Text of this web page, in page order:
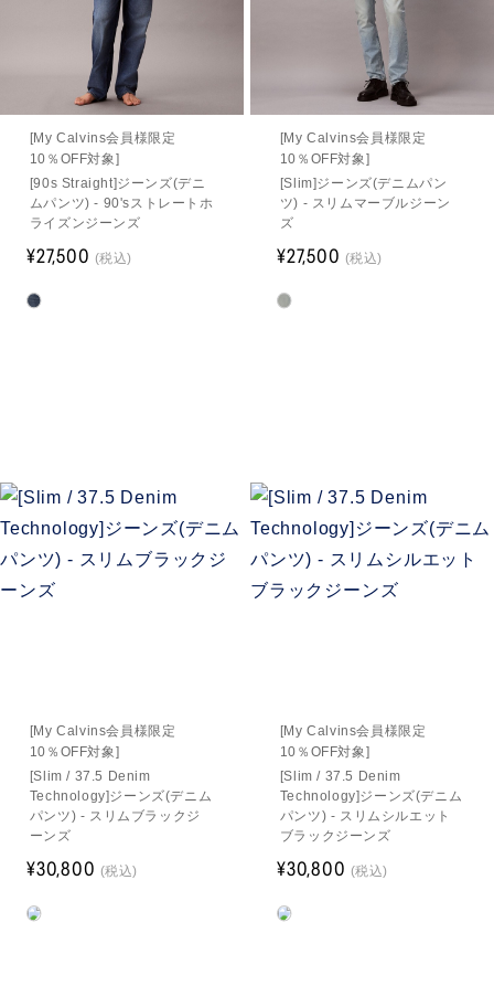
[My Calvins会員様限定
10％OFF対象]
[90s Straight]ジーンズ(デニ
ムパンツ) - 90'sストレートホ
ライズンジーンズ
¥27,500 (税込)
[My Calvins会員様限定
10％OFF対象]
[Slim]ジーンズ(デニムパン
ツ) - スリムマーブルジーン
ズ
¥27,500 (税込)
[My Calvins会員様限定
10％OFF対象]
[Slim / 37.5 Denim
Technology]ジーンズ(デニム
パンツ) - スリムブラックジ
ーンズ
¥30,800 (税込)
[My Calvins会員様限定
10％OFF対象]
[Slim / 37.5 Denim
Technology]ジーンズ(デニム
パンツ) - スリムシルエット
ブラックジーンズ
¥30,800 (税込)